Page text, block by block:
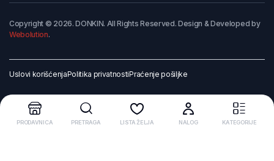
Copyright © 2026. DONKIN. All Rights Reserved. Design & Developed by
Webolution.
Uslovi korišćenjaPolitika privatnostiPraćenje pošiljke
PRODAVNICA PRETRAGA LISTA ŽELJA NALOG KATEGORIJE